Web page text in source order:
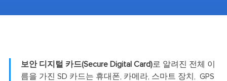
보안 디지털 카드(Secure Digital Card)로 알려진 전체 이
름을 가진 SD 카드는 휴대폰, 카메라, 스마트 장치, GPS